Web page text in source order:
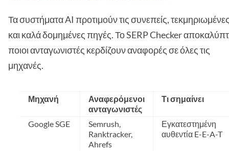
Τα συστήματα AI προτιμούν τις συνεπείς,
και καλά δομημένες πηγές. Το SERP Checker
ποιοι ανταγωνιστές κερδίζουν αναφορές σε όλες τις
μηχανές.
Μηχανή
Αναφερόμενοι
ανταγωνιστές
Τι σημαίνει
Google SGE
Semrush,
Ranktracker,
Ahrefs
Εγκατεστημένη
αυθεντία E-E-A-T